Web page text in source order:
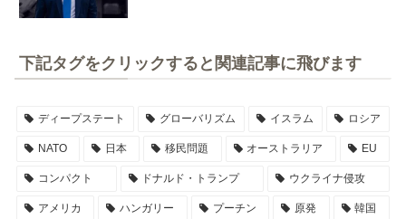
下記タグをクリックすると関連記事に飛びます
ディープステート グローバリズム イスラム ロシア
NATO 日本 移民問題 オーストラリア EU
コンパクト ドナルド・トランプ ウクライナ侵攻
アメリカ ハンガリー プーチン 原発 韓国